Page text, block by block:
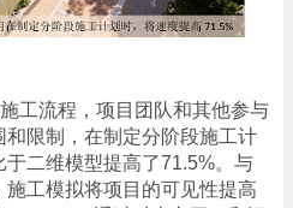
工流程，项目团队和其他参与
限制，在制定分阶段施工计
二维模型提高了71.5%。与
工模拟将项目的可见性提高